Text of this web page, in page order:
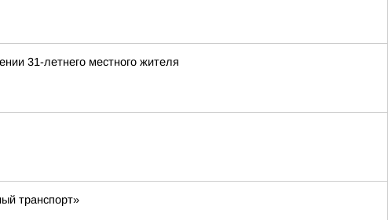
31-летнего местного жителя
транспорт»